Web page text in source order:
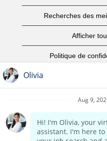
Recherches des
Afficher
Politique de
Page d'accueil